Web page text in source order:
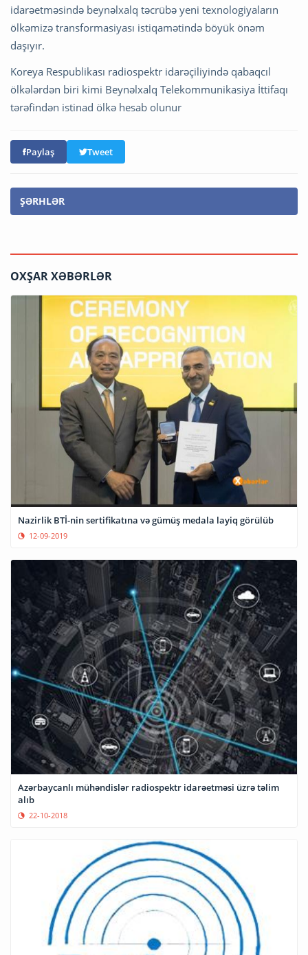
idarəetməsində beynəlxalq təcrübə yeni texnologiyaların
ölkəmizə transformasiyası istiqamətində böyük önəm
daşıyır.
Koreya Respublikası radiospektr idarəçiliyində qabaqcıl
ölkələrdən biri kimi Beynəlxalq Telekommunikasiya İttifaqı
tərəfindən istinad ölkə hesab olunur
Paylaş Tweet
ŞƏRHLƏR
OXŞAR XƏBƏRLƏR
Nazirlik BTİ-nin sertifikatına və gümüş medala layiq görülüb
12-09-2019
Azərbaycanlı mühəndislər radiospektr idarəetməsi üzrə təlim
alıb
22-10-2018